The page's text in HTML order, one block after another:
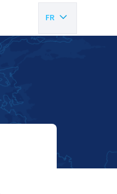
FR